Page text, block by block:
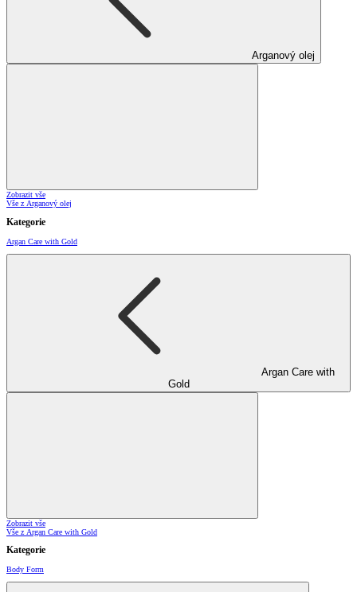
Arganový olej
Zobrazit vše
Vše z Arganový olej
Kategorie
Argan Care with Gold
Argan Care with
Gold
Zobrazit vše
Vše z Argan Care with Gold
Kategorie
Body Form